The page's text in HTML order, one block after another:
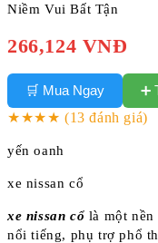
Niềm Vui Bất Tận
266,124 VNĐ
🛒 Mua Ngay ➕
★★★★ (13 đánh giá)
yến oanh
xe nissan cổ
xe nissan cổ là một
nổi tiếng, phụ trợ phổ